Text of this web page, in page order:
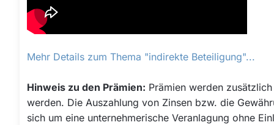
Mehr Details zum Thema "indirekte Beteiligung"...
Hinweis zu den Prämien: Prämien werden
werden. Die Auszahlung von Zinsen bzw. die
sich um eine unternehmerische Veranlagung ohne